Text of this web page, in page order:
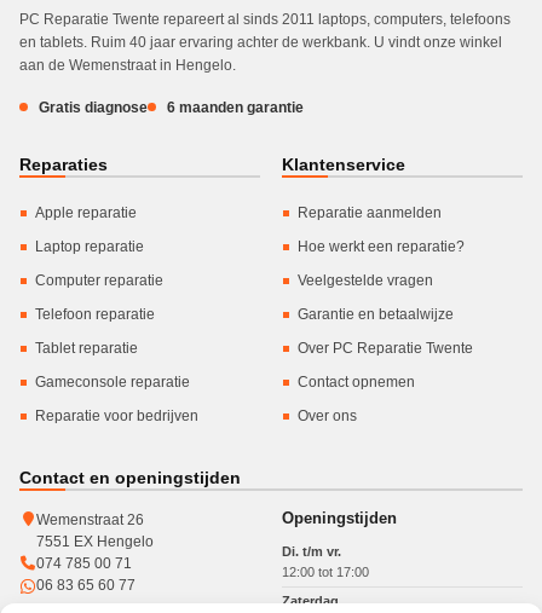
PC Reparatie Twente repareert al sinds 2011 laptops, computers, telefoons
en tablets. Ruim 40 jaar ervaring achter de werkbank. U vindt onze winkel
aan de Wemenstraat in Hengelo.
Gratis diagnose 6 maanden garantie
Reparaties
Apple reparatie
Laptop reparatie
Computer reparatie
Telefoon reparatie
Tablet reparatie
Gameconsole reparatie
Reparatie voor bedrijven
Klantenservice
Reparatie aanmelden
Hoe werkt een reparatie?
Veelgestelde vragen
Garantie en betaalwijze
Over PC Reparatie Twente
Contact opnemen
Over ons
Contact en openingstijden
Wemenstraat 26
7551 EX Hengelo
074 785 00 71
06 83 65 60 77
Openingstijden
Di. t/m vr.
12:00 tot 17:00
Zaterdag